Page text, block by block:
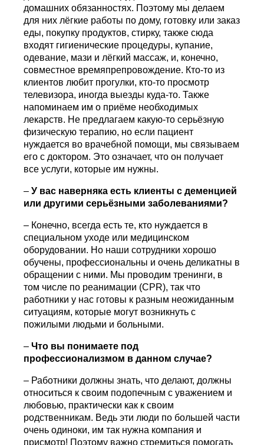
домашних обязанностях. Поэтому мы делаем
для них лёгкие работы по дому, готовку или заказ
еды, покупку продуктов, стирку, также сюда
входят гигиенические процедуры, купание,
одевание, мази и лёгкий массаж, и, конечно,
совместное времяпрепровождение. Кто-то из
клиентов любит прогулки, кто-то просмотр
телевизора, иногда выезды куда-то. Также
напоминаем им о приёме необходимых
лекарств. Не предлагаем какую-то серьёзную
физическую терапию, но если пациент
нуждается во врачебной помощи, мы связываем
его с доктором. Это означает, что он получает
все услуги, которые им нужны.
–У вас наверняка есть клиенты с деменцией
или другими серьёзными заболеваниями?
– Конечно, всегда есть те, кто нуждается в
специальном уходе или медицинском
оборудовании. Но наши сотрудники хорошо
обучены, профессиональны и очень деликатны в
обращении с ними. Мы проводим тренинги, в
том числе по реанимации (CPR), так что
работники у нас готовы к разным неожиданным
ситуациям, которые могут возникнуть с
пожилыми людьми и больными.
–Что вы понимаете под
профессионализмом в данном случае?
– Работники должны знать, что делают, должны
относиться к своим подопечным с уважением и
любовью, практически как к своим
родственникам. Ведь эти люди по большей части
очень одиноки, им так нужна компания и
присмотр! Поэтому важно стремиться помогать